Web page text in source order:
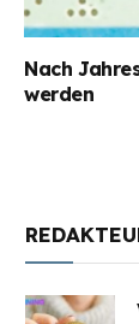
Nach
werden